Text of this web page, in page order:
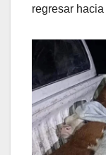
regresar